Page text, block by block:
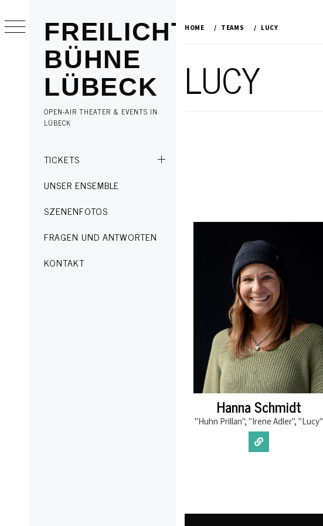
FREILICHT
BÜHNE
LÜBECK
OPEN-AIR THEATER & EVENTS IN
LÜBECK
MenuTICKETS
UNSER ENSEMBLE
SZENENFOTOS
FRAGEN UND ANTWORTEN
KONTAKT
to
content
HOME TEAMS LUCY
LUCY
Hanna Schmidt
"Huhn Prillan", "Irene Adler", "Lucy"